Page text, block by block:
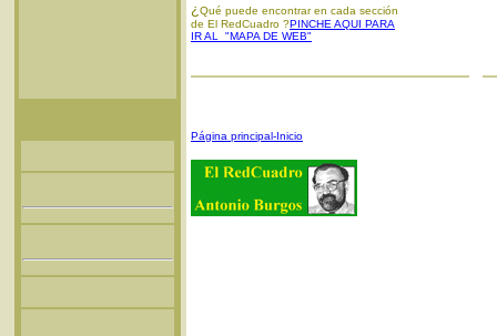
¿ Qué puede encontrar en cada sección
de El RedCuadro ?PINCHE AQUI PARA
IR AL "MAPA DE WEB"
Página principal-Inicio